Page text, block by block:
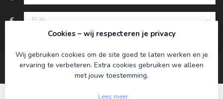
€
Cookies – wij respecteren je privacy
Wij gebruiken cookies om de site goed te laten werken en je
ervaring te verbeteren. Extra cookies gebruiken we alleen
met jouw toestemming.
Lees meer